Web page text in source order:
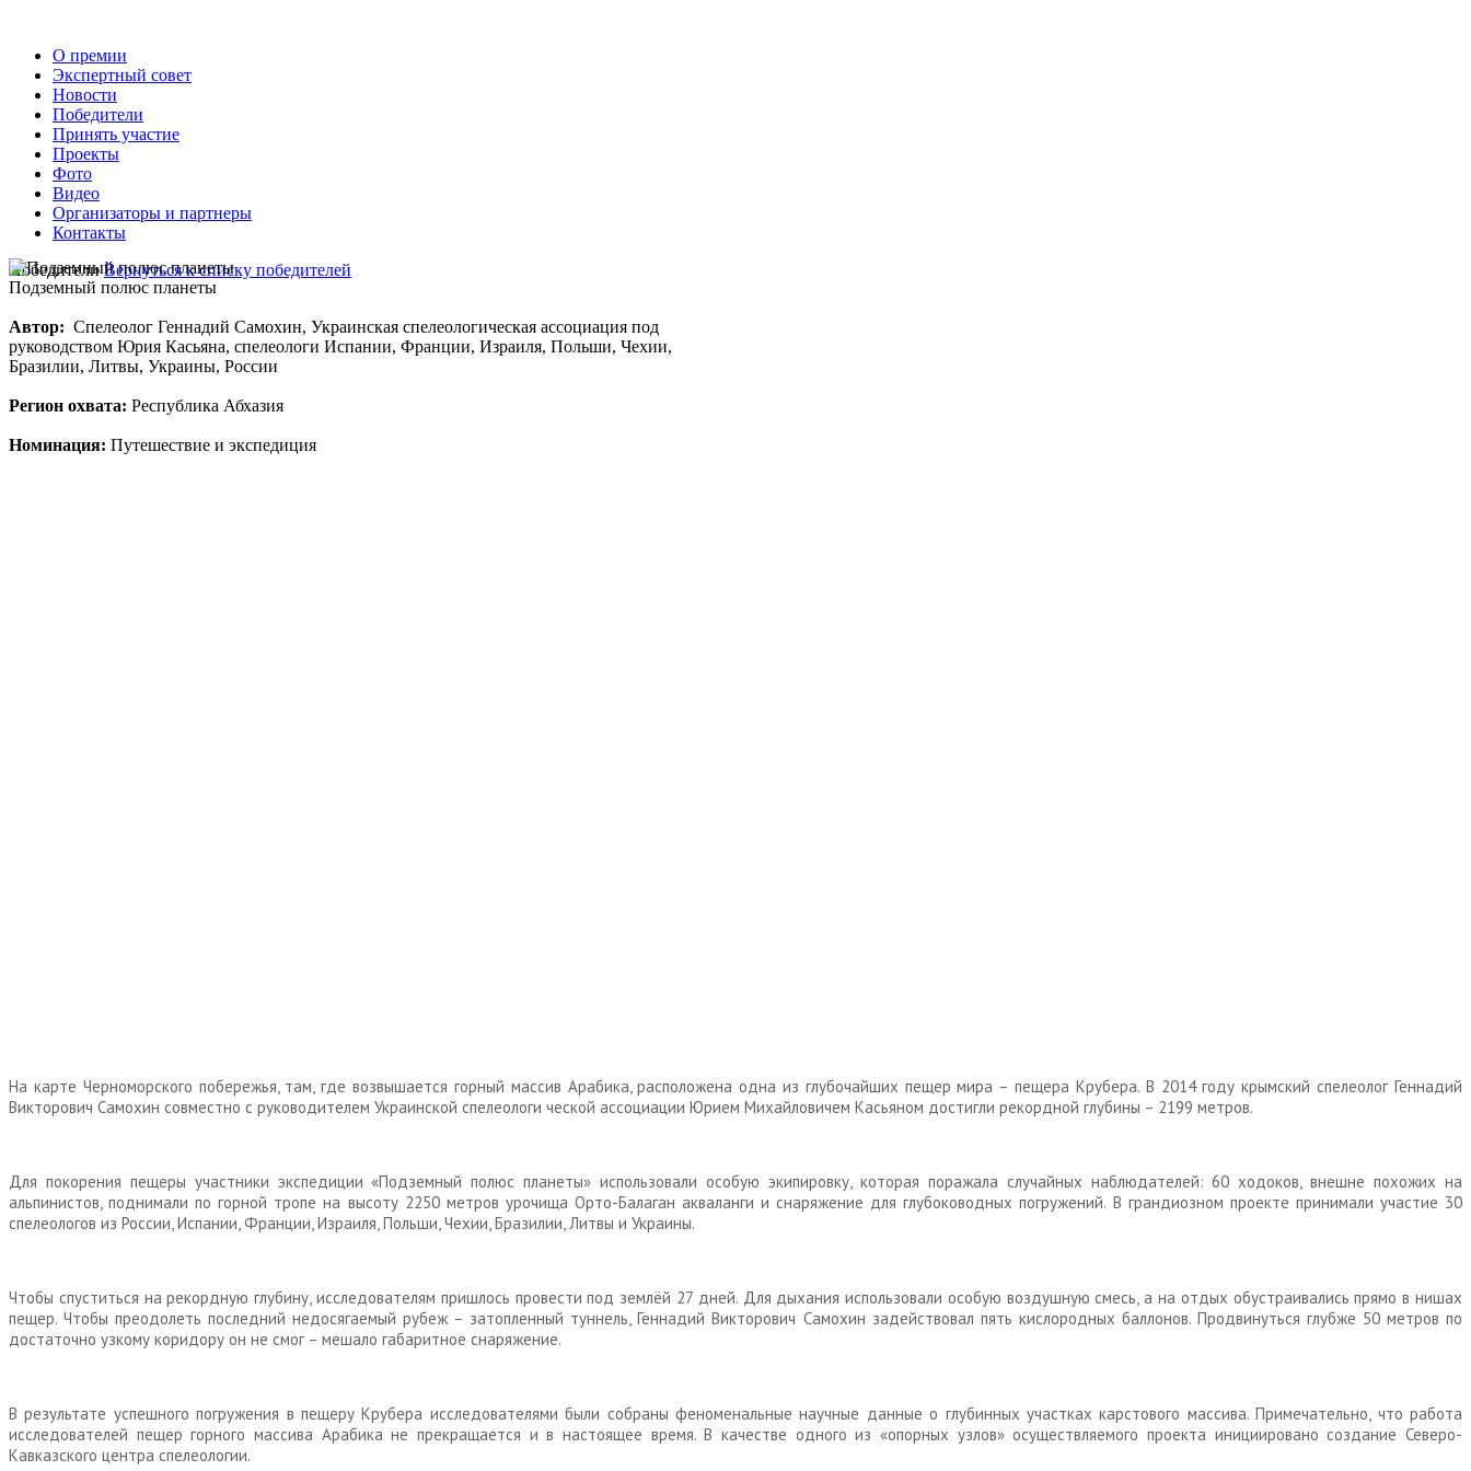
О премии
Экспертный совет
Новости
Победители
Принять участие
Проекты
Фото
Видео
Организаторы и партнеры
Контакты
ПобедителиВернуться к списку победителей
Подземный полюс планеты
Автор: Спелеолог Геннадий Самохин, Украинская спелеологическая ассоциация под
руководством Юрия Касьяна, спелеологи Испании, Франции, Израиля, Польши, Чехии,
Бразилии, Литвы, Украины, России
Регион охвата: Республика Абхазия
Номинация: Путешествие и экспедиция
На карте Черноморского побережья, там, где возвышается горный массив Арабика, расположена одна из глубочайших пещер мира – пещера Крубера. В 2014 году крымский спелеолог Геннадий
Викторович Самохин совместно с руководителем Украинской спелеологи ческой ассоциации Юрием Михайловичем Касьяном достигли рекордной глубины – 2199 метров.
Для покорения пещеры участники экспедиции «Подземный полюс планеты» использовали особую экипировку, которая поражала случайных наблюдателей: 60 ходоков, внешне похожих на
альпинистов, поднимали по горной тропе на высоту 2250 метров урочища Орто-Балаган акваланги и снаряжение для глубоководных погружений. В грандиозном проекте принимали участие 30
спелеологов из России, Испании, Франции, Израиля, Польши, Чехии, Бразилии, Литвы и Украины.
Чтобы спуститься на рекордную глубину, исследователям пришлось провести под землёй 27 дней. Для дыхания использовали особую воздушную смесь, а на отдых обустраивались прямо в нишах
пещер. Чтобы преодолеть последний недосягаемый рубеж – затопленный туннель, Геннадий Викторович Самохин задействовал пять кислородных баллонов. Продвинуться глубже 50 метров по
достаточно узкому коридору он не смог – мешало габаритное снаряжение.
В результате успешного погружения в пещеру Крубера исследователями были собраны феноменальные научные данные о глубинных участках карстового массива. Примечательно, что работа
исследователей пещер горного массива Арабика не прекращается и в настоящее время. В качестве одного из «опорных узлов» осуществляемого проекта инициировано создание Северо-
Кавказского центра спелеологии.